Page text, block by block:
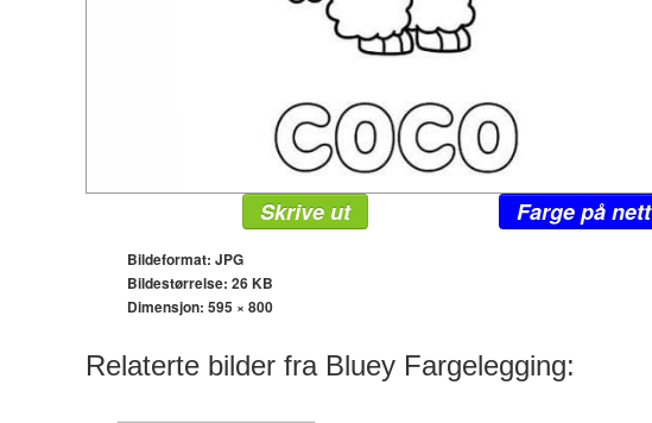
Skrive ut Farge på nett
Bildeformat: JPG
Bildestørrelse: 26 KB
Dimensjon: 595 × 800
Relaterte bilder fra Bluey Fargelegging: